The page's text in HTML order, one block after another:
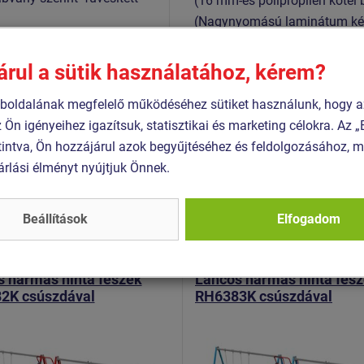
(Nagynyomású laminátum
karcolásokkal szembeni
rozsdamentes acélból
meghosszabbítását
betétet tartalmaz. Az
acélból készülnek.
Hasonlótermék
hármas hinta fészek
csúszdával
Láncos hármas hinta
RH6383K csúszdával
a sütik használatához, kérem?
megfelelő működéséhez sütiket használunk, hogy
igényeihez igazítsuk, statisztikai és marketing célokra. Az
Ön hozzájárul azok begyűjtéséhez és feldolgozásához,
élményt nyújtjuk Önnek.
Beállítások Elfogadom